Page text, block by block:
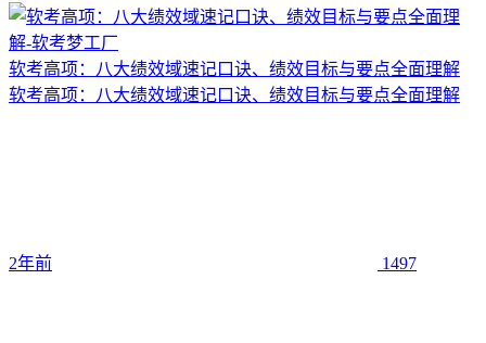
软考高项：八大绩效域速记口诀、绩效目标与要点全面理解
软考高项：八大绩效域速记口诀、绩效目标与要点全面理解
2年前 1497